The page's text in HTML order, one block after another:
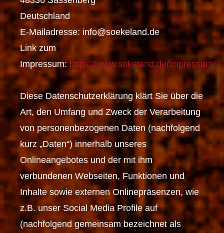
Deutschland
E-Mailadresse: info@soekeland.de
Link zum
Impressum:https://www.sokeland.de/impressum/
Diese Datenschutzerklärung klärt Sie über die
Art, den Umfang und Zweck der Verarbeitung
von personenbezogenen Daten (nachfolgend
kurz „Daten“) innerhalb unseres
Onlineangebotes und der mit ihm
verbundenen Webseiten, Funktionen und
Inhalte sowie externen Onlinepräsenzen, wie
z.B. unser Social Media Profile auf
(nachfolgend gemeinsam bezeichnet als